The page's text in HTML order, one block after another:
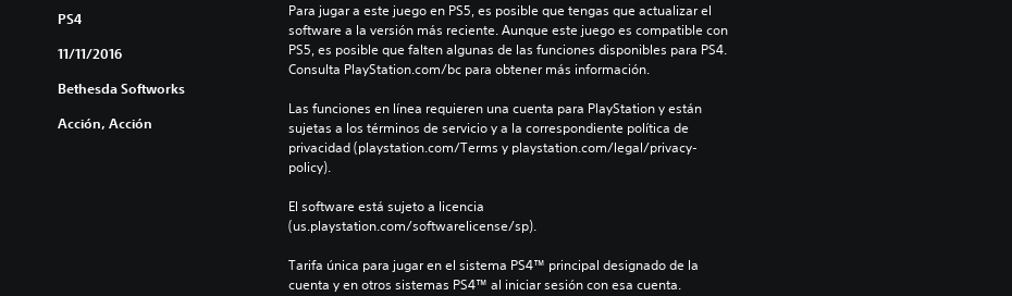
PS4
11/11/2016
Bethesda Softworks
Acción, Acción
Para jugar a este juego en PS5, es posible que tengas que actualizar el
software a la versión más reciente. Aunque este juego es compatible con
PS5, es posible que falten algunas de las funciones disponibles para PS4.
Consulta PlayStation.com/bc para obtener más información.
Las funciones en línea requieren una cuenta para PlayStation y están
sujetas a los términos de servicio y a la correspondiente política de
privacidad (playstation.com/Terms y playstation.com/legal/privacy-
policy).
El software está sujeto a licencia
(us.playstation.com/softwarelicense/sp).
Tarifa única para jugar en el sistema PS4™ principal designado de la
cuenta y en otros sistemas PS4™ al iniciar sesión con esa cuenta.